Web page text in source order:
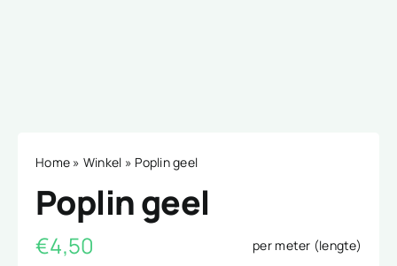
Home » Winkel » Poplin geel
Poplin geel
€4,50 per meter (lengte)